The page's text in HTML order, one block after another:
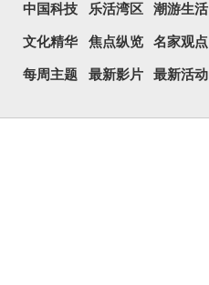
中国科技 乐活湾区 潮游生活
文化精华 焦点纵览 名家观点
每周主题 最新影片 最新活动